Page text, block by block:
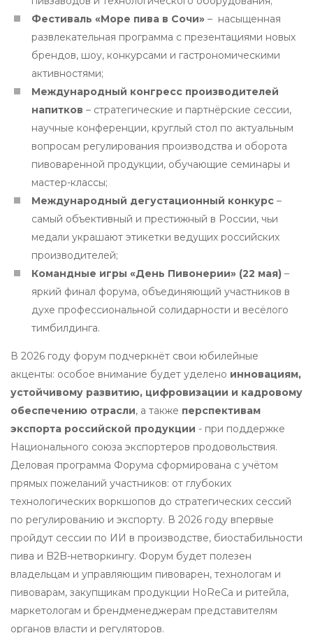
Фестиваль «Море пива в Сочи» – насыщенная
развлекательная программа с презентациями новых
брендов, шоу, конкурсами и гастрономическими
активностями;
Международный конгресс производителей
напитков – стратегические и партнёрские сессии,
научные конференции, круглый стол по актуальным
вопросам регулирования производства и оборота
пивоваренной продукции, обучающие семинары и
мастер-классы;
Международный дегустационный конкурс –
самый объективный и престижный в России, чьи
медали украшают этикетки ведущих российских
производителей;
Командные игры «День Пивонерии» (22 мая) –
яркий финал форума, объединяющий участников в
духе профессиональной солидарности и весёлого
тимбилдинга.
В 2026 году форум подчеркнёт свои юбилейные
акценты: особое внимание будет уделено инновациям,
устойчивому развитию, цифровизации и кадровому
обеспечению отрасли, а также перспективам
экспорта российской продукции - при поддержке
Национального союза экспортеров продовольствия.
Деловая программа Форума сформирована с учётом
прямых пожеланий участников: от глубоких
технологических воркшопов до стратегических сессий
по регулированию и экспорту. В 2026 году впервые
пройдут сессии по ИИ в производстве, биостабильности
пива и B2B-нетворкингу. Форум будет полезен
владельцам и управляющим пивоварен, технологам и
пивоварам, закупщикам продукции HoReCa и ритейла,
маркетологам и брендменеджерам представителям
органов власти и регуляторов.